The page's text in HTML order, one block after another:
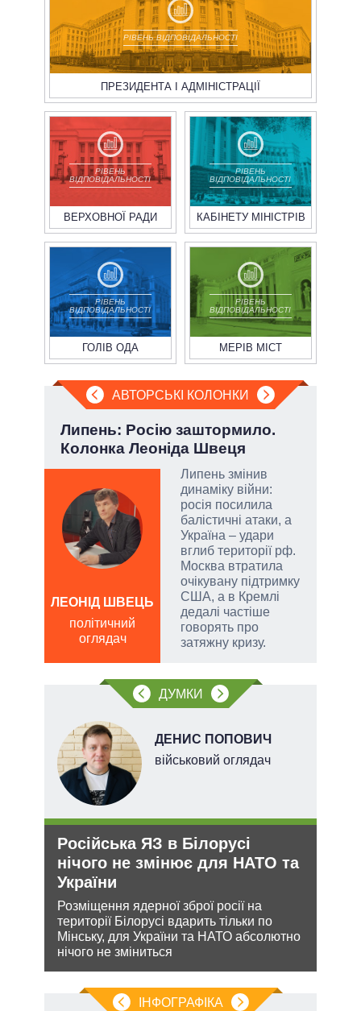
РІВЕНЬ ВІДПОВІДАЛЬНОСТІ
ПРЕЗИДЕНТА І АДМІНІСТРАЦІЇ
РІВЕНЬ
ВІДПОВІДАЛЬНОСТІ
ВЕРХОВНОЇ РАДИ
РІВЕНЬ
ВІДПОВІДАЛЬНОСТІ
КАБІНЕТУ МІНІСТРІВ
РІВЕНЬ
ВІДПОВІДАЛЬНОСТІ
ГОЛІВ ОДА
РІВЕНЬ
ВІДПОВІДАЛЬНОСТІ
МЕРІВ МІСТ
АВТОРСЬКІ КОЛОНКИ
Липень: Росію заштормило.
Колонка Леоніда Швеця
Липень змінив
динаміку війни:
росія посилила
балістичні атаки, а
Україна – удари
вглиб території рф.
Москва втратила
очікувану підтримку
США, а в Кремлі
дедалі частіше
говорять про
затяжну кризу.
ЛЕОНІД ШВЕЦЬ
політичний
оглядач
ДУМКИ
ДЕНИС ПОПОВИЧ
військовий оглядач
Російська ЯЗ в Білорусі
нічого не змінює для НАТО та
України
Розміщення ядерної зброї росії на
території Білорусі вдарить тільки по
Мінську, для України та НАТО абсолютно
нічого не зміниться
ІНФОГРАФІКА